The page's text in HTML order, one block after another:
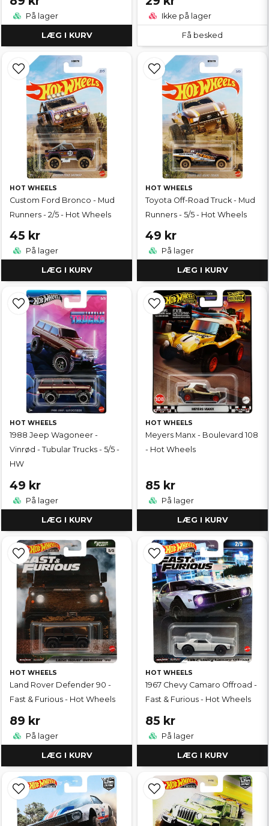
På lager
LÆG I KURV
Ikke på lager
Få besked
HOT WHEELS
Custom Ford Bronco - Mud
Runners - 2/5 - Hot Wheels
45 kr
På lager
LÆG I KURV
HOT WHEELS
Toyota Off-Road Truck - Mud
Runners - 5/5 - Hot Wheels
49 kr
På lager
LÆG I KURV
HOT WHEELS
1988 Jeep Wagoneer -
Vinrød - Tubular Trucks - 5/5 -
HW
49 kr
På lager
LÆG I KURV
HOT WHEELS
Meyers Manx - Boulevard 108
- Hot Wheels
85 kr
På lager
LÆG I KURV
HOT WHEELS
Land Rover Defender 90 -
Fast & Furious - Hot Wheels
89 kr
På lager
LÆG I KURV
HOT WHEELS
1967 Chevy Camaro Offroad -
Fast & Furious - Hot Wheels
85 kr
På lager
LÆG I KURV